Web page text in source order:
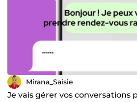
Mirana_Saisie
Je vais gérer vos conversations